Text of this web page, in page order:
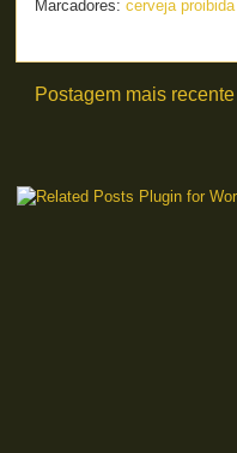
Marcadores: cerveja proibida
Postagem mais recente